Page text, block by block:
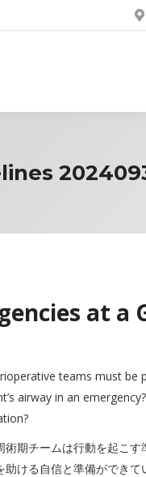
at a
teams must
airway in an
期チームは行動を起こ
ける自信と準備ができ